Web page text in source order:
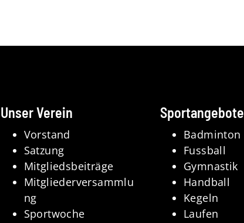
Unser Verein
Vorstand
Satzung
Mitgliedsbeiträge
Mitgliederversammlu
ng
Sportwoche
Sportangebote
Badminton
Fussball
Gymnastik
Handball
Kegeln
Laufen